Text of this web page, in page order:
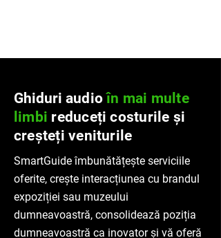
Ghiduri audio în mai multe
limbi reduceți costurile și
creșteți veniturile
SmartGuide îmbunătățește serviciile
oferite, crește interacțiunea cu brandul
expoziției sau muzeului
dumneavoastră, consolidează poziția
dumneavoastră ca inovator și vă oferă